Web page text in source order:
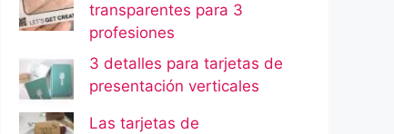
transparentes para 3
profesiones
3 detalles para tarjetas de
presentación verticales
Las tarjetas de